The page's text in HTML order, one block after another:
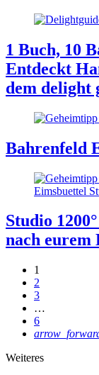
1 Buch, 10
Entdeckt
dem delight
Bahrenfeld
Studio 1200°
nach eurem
1
2
3
…
6
Weiteres